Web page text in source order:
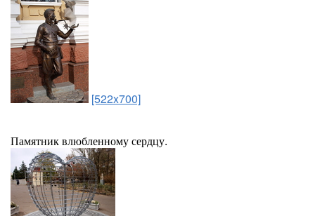
[522x700]
Памятник влюбленному сердцу.